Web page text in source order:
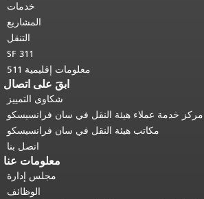
خدمات
المشاريع
التنقل
SF 311
معلومات إقليمية 511
ابقَ على اتصال
شكاوى التمييز
مركز خدمة عملاء هيئة النقل في سان فرانسيسكو
مكاتب هيئة النقل في سان فرانسيسكو
اتصل بنا
معلومات عنا
مجلس إدارة
الوظائف